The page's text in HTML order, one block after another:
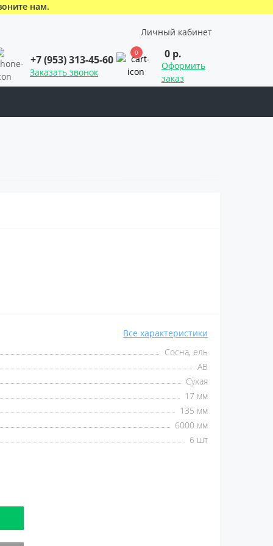
нам.
Личный кабинет
+7 (953) 313-45-60
Заказать звонок
0 0 р.
Оформить
заказ
Все характеристики
Сосна, ель
АВ
Сухая
17 мм
135 мм
6000 мм
6 шт